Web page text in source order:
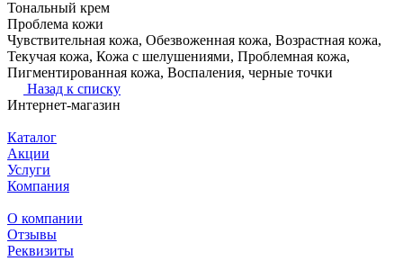
Тональный крем
Проблема кожи
Чувствительная кожа, Обезвоженная кожа, Возрастная кожа,
Текучая кожа, Кожа с шелушениями, Проблемная кожа,
Пигментированная кожа, Воспаления, черные точки
Назад к списку
Интернет-магазин
Каталог
Акции
Услуги
Компания
О компании
Отзывы
Реквизиты